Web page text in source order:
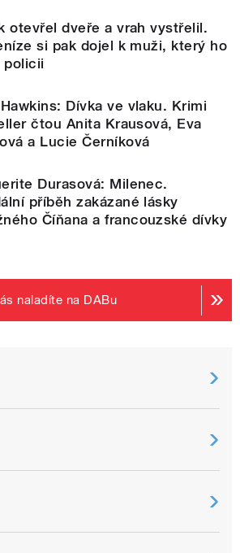
otevřel dveře a vrah vystřelil.
si pak dojel k muži, který ho
policii
Dívka ve vlaku. Krimi
čtou Anita Krausová, Eva
a Lucie Černíková
Durasová: Milenec.
příběh zakázané lásky
Číňana a francouzské dívky
naladíte na DABu